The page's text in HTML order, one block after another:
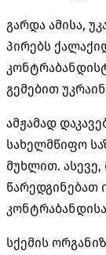
გარდა ამისა,
პირებს
გემებით
ამჟამად
სახელმწიფო
მუხლით.
წარედგინებათ
სქემის